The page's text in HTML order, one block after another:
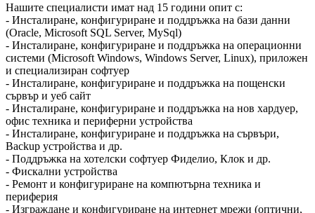
Нашите специалисти имат над 15 години опит с:
- Инсталиране, конфигуриране и поддръжка на бази данни
(Oracle, Microsoft SQL Server, MySql)
- Инсталиране, конфигуриране и поддръжка на операционни
системи (Microsoft Windows, Windows Server, Linux), приложен
и специализиран софтуер
- Инсталиране, конфигуриране и поддръжка на пощенски
сървър и уеб сайт
- Инсталиране, конфигуриране и поддръжка на нов хардуер,
офис техника и периферни устройства
- Инсталиране, конфигуриране и поддръжка на сървъри,
Backup устройства и др.
- Поддръжка на хотелски софтуер Фиделио, Клок и др.
- Фискални устройства
- Ремонт и конфигуриране на компютърна техника и
периферия
- Изграждане и конфигуриране на интернет мрежи (оптични,